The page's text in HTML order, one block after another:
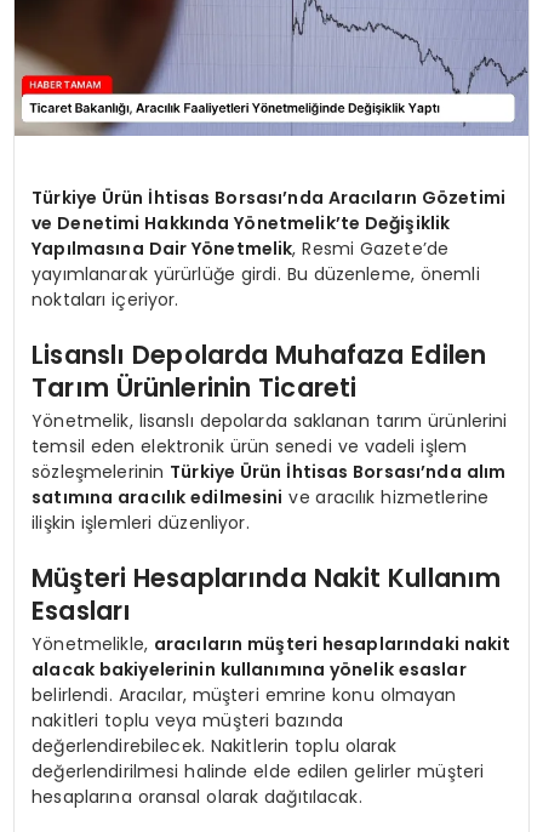
Türkiye Ürün İhtisas Borsası’nda Aracıların Gözetimi
ve Denetimi Hakkında Yönetmelik’te Değişiklik
Yapılmasına Dair Yönetmelik, Resmi Gazete’de
yayımlanarak yürürlüğe girdi. Bu düzenleme, önemli
noktaları içeriyor.
Lisanslı Depolarda Muhafaza Edilen
Tarım Ürünlerinin Ticareti
Yönetmelik, lisanslı depolarda saklanan tarım ürünlerini
temsil eden elektronik ürün senedi ve vadeli işlem
sözleşmelerinin Türkiye Ürün İhtisas Borsası’nda alım
satımına aracılık edilmesini ve aracılık hizmetlerine
ilişkin işlemleri düzenliyor.
Müşteri Hesaplarında Nakit Kullanım
Esasları
Yönetmelikle, aracıların müşteri hesaplarındaki nakit
alacak bakiyelerinin kullanımına yönelik esaslar
belirlendi. Aracılar, müşteri emrine konu olmayan
nakitleri toplu veya müşteri bazında
değerlendirebilecek. Nakitlerin toplu olarak
değerlendirilmesi halinde elde edilen gelirler müşteri
hesaplarına oransal olarak dağıtılacak.